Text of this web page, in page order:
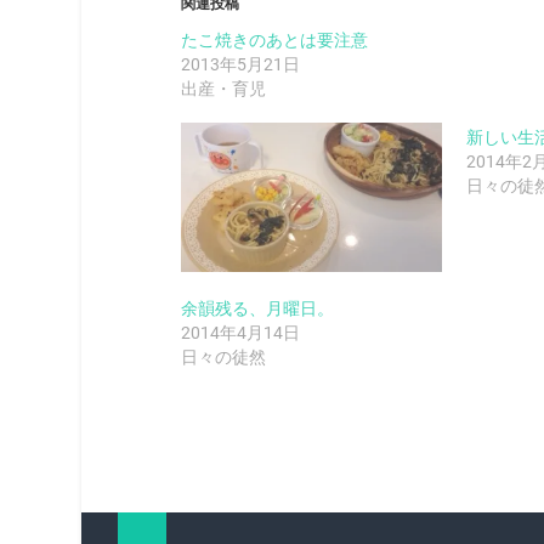
関連投稿
たこ焼きのあとは要注意
2013年5月21日
出産・育児
新しい生
2014年2
日々の徒
余韻残る、月曜日。
2014年4月14日
日々の徒然